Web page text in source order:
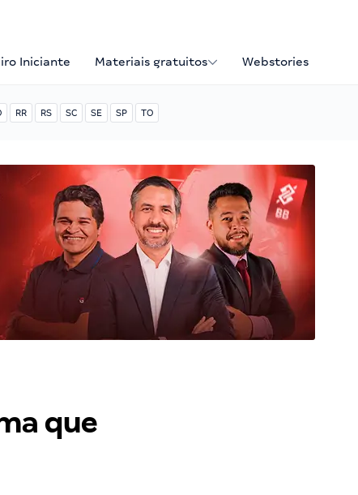
Iniciante Materiais gratuitos Webstories
RR RS SC SE SP TO
que